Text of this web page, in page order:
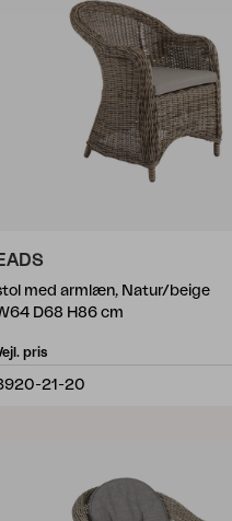
med armlæn, Natur/beige
D68 H86 cm
pris
21-20